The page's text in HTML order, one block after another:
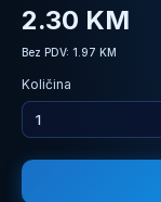
2.30 KM
Bez PDV: 1.97 KM
Količina